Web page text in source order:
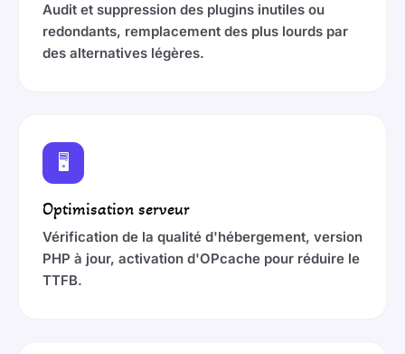
Audit et suppression des plugins inutiles ou
redondants, remplacement des plus lourds par
des alternatives légères.
🖥️
Optimisation serveur
Vérification de la qualité d'hébergement, version
PHP à jour, activation d'OPcache pour réduire le
TTFB.